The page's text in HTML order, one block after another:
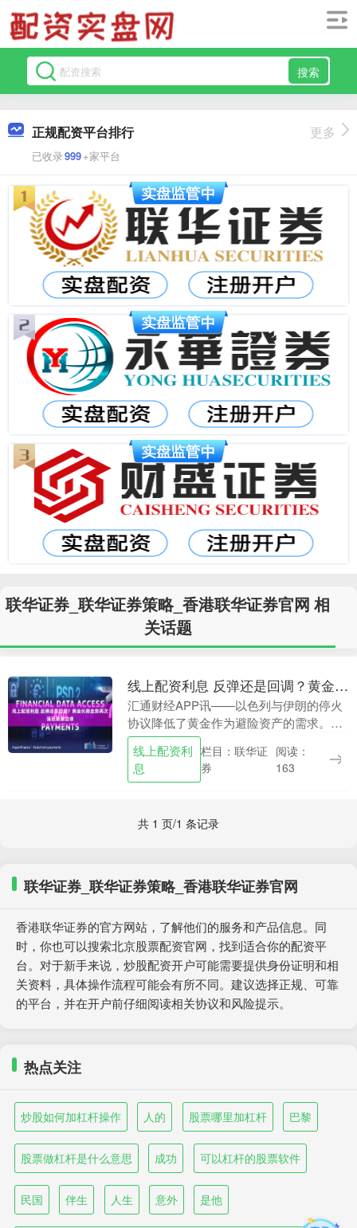
搜索
正规配资平台排行
已收录999+家平台
更多
联华证券_联华证券策略_香港联华证券官网 相
关话题
线上配资利息 反弹还是回调？黄金长期走势再次逼近悬崖边缘
汇通财经APP讯——以色列与伊朗的停火
协议降低了黄金作为避险资产的需求。黄
金未能突破每盎司3100至3400美元的中期
盘整区间，也未能重启上涨趋势。这一信
号显示....
线上配资利
息
栏目：联华证
券
阅读：
163
共 1 页/1 条记录
联华证券_联华证券策略_香港联华证券官网
香港联华证券的官方网站，了解他们的服务和产品信息。同
时，你也可以搜索北京股票配资官网，找到适合你的配资平
台。对于新手来说，炒股配资开户可能需要提供身份证明和相
关资料，具体操作流程可能会有所不同。建议选择正规、可靠
的平台，并在开户前仔细阅读相关协议和风险提示。
热点关注
炒股如何加杠杆操作 人的 股票哪里加杠杆 巴黎
股票做杠杆是什么意思 成功 可以杠杆的股票软件
民国 伴生 人生 意外 是他